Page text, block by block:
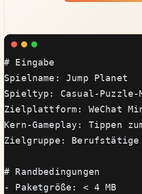
# Eingabe
Spielname: Jump Planet
Spieltyp: Casual-
Zielplattform: WeChat
Kern-Gameplay: Tippen
Zielgruppe: Berufstätige
# Randbedingungen
- Paketgröße: < 4 MB